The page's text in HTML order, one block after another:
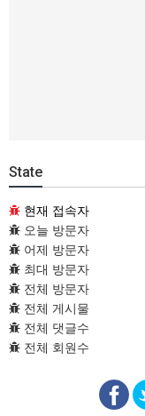
State
현재 접속자
오늘 방문자
어제 방문자
최대 방문자
전체 방문자
전체 게시물
전체 댓글수
전체 회원수